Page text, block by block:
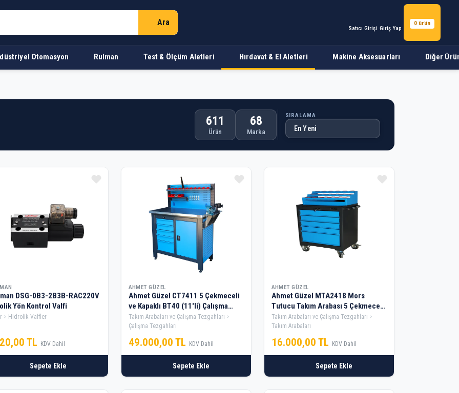
Ara
Satıcı Girişi Giriş Yap
0 ürün
Otomasyon Rulman Test & Ölçüm Aletleri Hırdavat & El Aletleri Makine Aksesuarları Diğer
611
Ürün
68
Marka
SIRALAMA
DSG-0B3-2B3B-RAC220V
Yön Kontrol Valfi
Hidrolik Valfler
TL KDV Dahil
Sepete Ekle
AHMET GÜZEL
Ahmet Güzel CT7411 5 Çekmeceli
ve Kapaklı BT40 (11'li) Çalışma
Tezgahı
Takım Arabaları ve Çalışma Tezgahları
Çalışma Tezgahları
49.000,00 TL KDV Dahil
Sepete Ekle
AHMET GÜZEL
Ahmet Güzel MTA2418 Mors
Tutucu Takım Arabası 5 Çekmeceli
BT40 18'li
Takım Arabaları ve Çalışma Tezgahları
Takım Arabaları
16.000,00 TL KDV Dahil
Sepete Ekle